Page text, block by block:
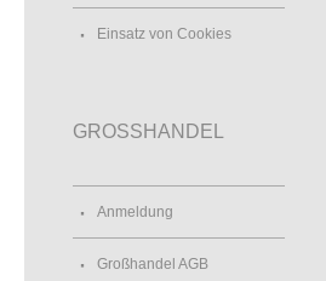
Einsatz von Cookies
GROSSHANDEL
Anmeldung
Großhandel AGB